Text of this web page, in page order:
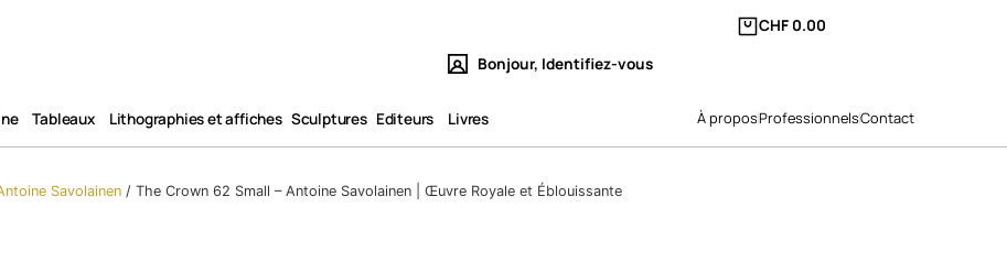
Bonjour, Identifiez-vous
CHF0.00
Tableaux​ Lithographies et affiches Sculptures Editeurs Livres À proposProfessionnelsContact
Savolainen /The Crown 62 Small – Antoine Savolainen | Œuvre Royale et Éblouissante